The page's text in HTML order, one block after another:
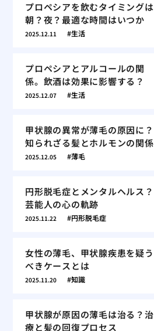
プロペシアを飲むタイミングは
朝？夜？最適な時間はいつか
2025.12.11 生活
プロペシアとアルコールの関
係。飲酒は効果に影響する？
2025.12.07 生活
甲状腺の異常が薄毛の原因に？
知られざる髪とホルモンの関係
2025.12.05 薄毛
円形脱毛症とメンタルヘルス？
芸能人の心の軌跡
2025.11.22 円形脱毛症
女性の薄毛、甲状腺疾患を疑う
べきケースとは
2025.11.20 知識
甲状腺が原因の薄毛は治る？治
療と髪の回復プロセス